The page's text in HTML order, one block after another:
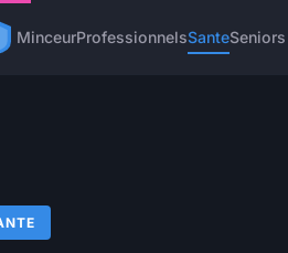
MinceurProfessionnelsSanteSeniors